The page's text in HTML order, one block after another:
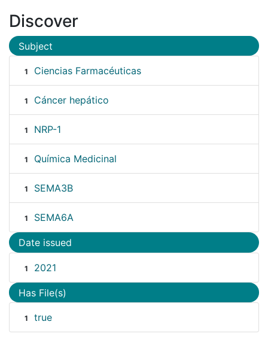
Discover
Subject
1 Ciencias Farmacéuticas
1 Cáncer hepático
1 NRP-1
1 Química Medicinal
1 SEMA3B
1 SEMA6A
Date issued
1 2021
Has File(s)
1 true